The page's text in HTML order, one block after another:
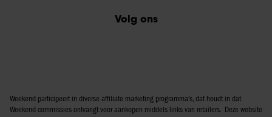
Volg ons
Weekend participeert in diverse affiliate marketing programma’s, dat houdt in dat
Weekend commissies ontvangt voor aankopen middels links van retailers. Deze website